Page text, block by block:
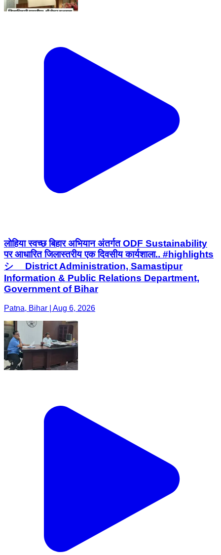
लोहिया स्वच्छ बिहार अभियान अंतर्गत ODF Sustainability
पर आधारित जिलास्तरीय एक दिवसीय कार्यशाला.. #highlights
シ゚ District Administration, Samastipur
Information & Public Relations Department,
Government of Bihar
Patna, Bihar | Aug 6, 2026